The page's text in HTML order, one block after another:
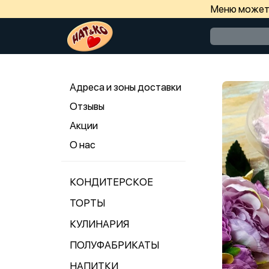
Меню может
Адреса и зоны доставки
Отзывы
Акции
О нас
КОНДИТЕРСКОЕ
ТОРТЫ
КУЛИНАРИЯ
ПОЛУФАБРИКАТЫ
НАПИТКИ